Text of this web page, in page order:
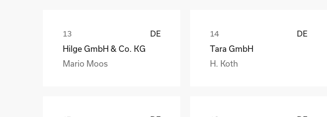
DE
Hilge GmbH & Co. KG
Mario Moos
DE
Tara GmbH
H. Koth